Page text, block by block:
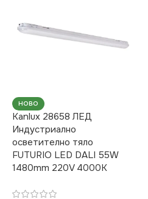
НОВО
Kanlux 28658 ЛЕД
Индустриално
осветително тяло
FUTURIO LED DALI 55W
1480mm 220V 4000K